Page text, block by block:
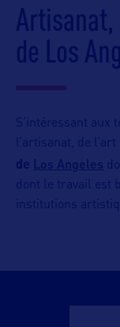
de Los
S’intéressant aux
l’artisanat, de l’art
de Los Angeles
dont le travail est
institutions